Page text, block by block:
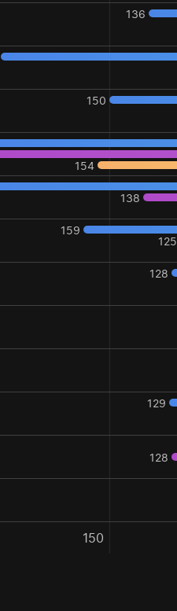
136
150
154
138
159
125
128
129
128
150